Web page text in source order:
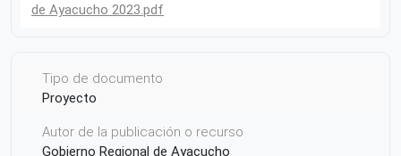
de Ayacucho 2023.pdf
Tipo de documento
Proyecto
Autor de la publicación o recurso
Gobierno Regional de Ayacucho